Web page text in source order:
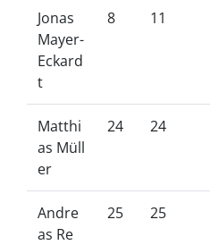
Jonas
Mayer-
Eckard
t
8 11
Matthi
as Müll
er
24 24
Andre
as Re
25 25